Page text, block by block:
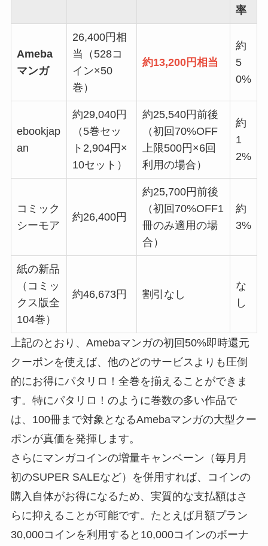
率
Ameba
マンガ
26,400円相
当（528コ
イン×50
巻）
約13,200円相当
約
5
0%
ebookjap
an
約29,040円
（5巻セッ
ト2,904円×
10セット）
約25,540円前後
（初回70%OFF
上限500円×6回
利用の場合）
約
1
2%
コミック
シーモア
約26,400円
約25,700円前後
（初回70%OFF1
冊のみ適用の場
合）
約
3%
紙の新品
（コミッ
クス版全
104巻）
約46,673円 割引なし
な
し
上記のとおり、Amebaマンガの初回50%即時還元
クーポンを使えば、他のどのサービスよりも圧倒
的にお得にパタリロ！全巻を揃えることができま
す。特にパタリロ！のように巻数の多い作品で
は、100冊まで対象となるAmebaマンガの大型クー
ポンが真価を発揮します。
さらにマンガコインの増量キャンペーン（毎月月
初のSUPER SALEなど）を併用すれば、コインの
購入自体がお得になるため、実質的な支払額はさ
らに抑えることが可能です。たとえば月額プラン
30,000コインを利用すると10,000コインのボーナ